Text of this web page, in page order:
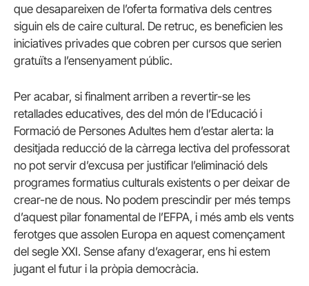
que desapareixen de l’oferta formativa dels centres
siguin els de caire cultural. De retruc, es beneficien les
iniciatives privades que cobren per cursos que serien
gratuïts a l’ensenyament públic.
Per acabar, si finalment arriben a revertir-se les
retallades educatives, des del món de l’Educació i
Formació de Persones Adultes hem d’estar alerta: la
desitjada reducció de la càrrega lectiva del professorat
no pot servir d’excusa per justificar l’eliminació dels
programes formatius culturals existents o per deixar de
crear-ne de nous. No podem prescindir per més temps
d’aquest pilar fonamental de l’EFPA, i més amb els vents
ferotges que assolen Europa en aquest començament
del segle XXI. Sense afany d’exagerar, ens hi estem
jugant el futur i la pròpia democràcia.